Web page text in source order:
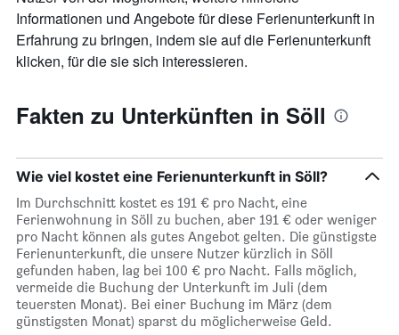
Informationen und Angebote für diese Ferienunterkunft in
Erfahrung zu bringen, indem sie auf die Ferienunterkunft
klicken, für die sie sich interessieren.
Fakten zu Unterkünften in Söll
Wie viel kostet eine Ferienunterkunft in Söll?
Im Durchschnitt kostet es 191 € pro Nacht, eine
Ferienwohnung in Söll zu buchen, aber 191 € oder weniger
pro Nacht können als gutes Angebot gelten. Die günstigste
Ferienunterkunft, die unsere Nutzer kürzlich in Söll
gefunden haben, lag bei 100 € pro Nacht. Falls möglich,
vermeide die Buchung der Unterkunft im Juli (dem
teuersten Monat). Bei einer Buchung im März (dem
günstigsten Monat) sparst du möglicherweise Geld.